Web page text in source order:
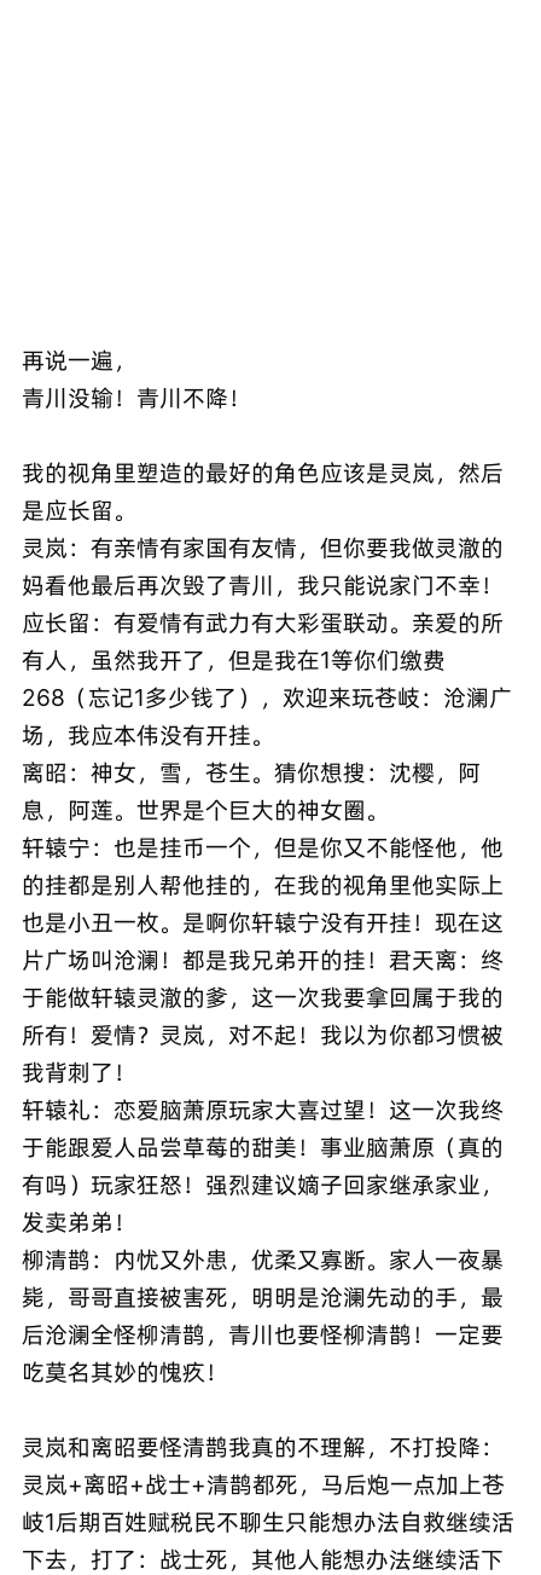
再说一遍，
青川没输！青川不降！
我的视角里塑造的最好的角色应该是灵岚，然后
是应长留。
灵岚：有亲情有家国有友情，但你要我做灵澈的
妈看他最后再次毁了青川，我只能说家门不幸！
应长留：有爱情有武力有大彩蛋联动。亲爱的所
有人，虽然我开了，但是我在1等你们缴费
268（忘记1多少钱了），欢迎来玩苍岐：沧澜广
场，我应本伟没有开挂。
离昭：神女，雪，苍生。猜你想搜：沈樱，阿
息，阿莲。世界是个巨大的神女圈。
轩辕宁：也是挂币一个，但是你又不能怪他，他
的挂都是别人帮他挂的，在我的视角里他实际上
也是小丑一枚。是啊你轩辕宁没有开挂！现在这
片广场叫沧澜！都是我兄弟开的挂！君天离：终
于能做轩辕灵澈的爹，这一次我要拿回属于我的
所有！爱情？灵岚，对不起！我以为你都习惯被
我背刺了！
轩辕礼：恋爱脑萧原玩家大喜过望！这一次我终
于能跟爱人品尝草莓的甜美！事业脑萧原（真的
有吗）玩家狂怒！强烈建议嫡子回家继承家业，
发卖弟弟！
柳清鹊：内忧又外患，优柔又寡断。家人一夜暴
毙，哥哥直接被害死，明明是沧澜先动的手，最
后沧澜全怪柳清鹊，青川也要怪柳清鹊！一定要
吃莫名其妙的愧疚！
灵岚和离昭要怪清鹊我真的不理解，不打投降：
灵岚+离昭+战士+清鹊都死，马后炮一点加上苍
岐1后期百姓赋税民不聊生只能想办法自救继续活
下去，打了：战士死，其他人能想办法继续活下